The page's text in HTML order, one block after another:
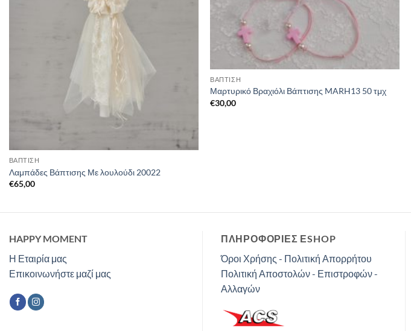
ΒΑΠΤΙΣΗ
Λαμπάδες Βάπτισης Με λουλούδι 20022
€65,00
ΒΑΠΤΙΣΗ
Μαρτυρικό Βραχιόλι Βάπτισης MARH13 50 τμχ
€30,00
HAPPY MOMENT
Η Εταιρία μας
Επικοινωνήστε μαζί μας
ΠΛΗΡΟΦΟΡΙΕΣ ΕSHOP
Όροι Χρήσης - Πολιτική Απορρήτου
Πολιτική Αποστολών - Επιστροφών -
Αλλαγών